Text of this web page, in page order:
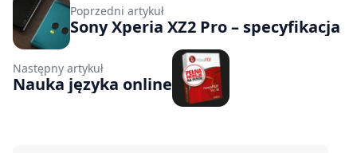
Poprzedni artykuł
Sony Xperia XZ2 Pro – specyfikacja
Następny artykuł
Nauka języka online